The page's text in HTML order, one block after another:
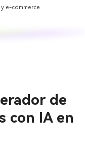
e-commerce
de
con IA en